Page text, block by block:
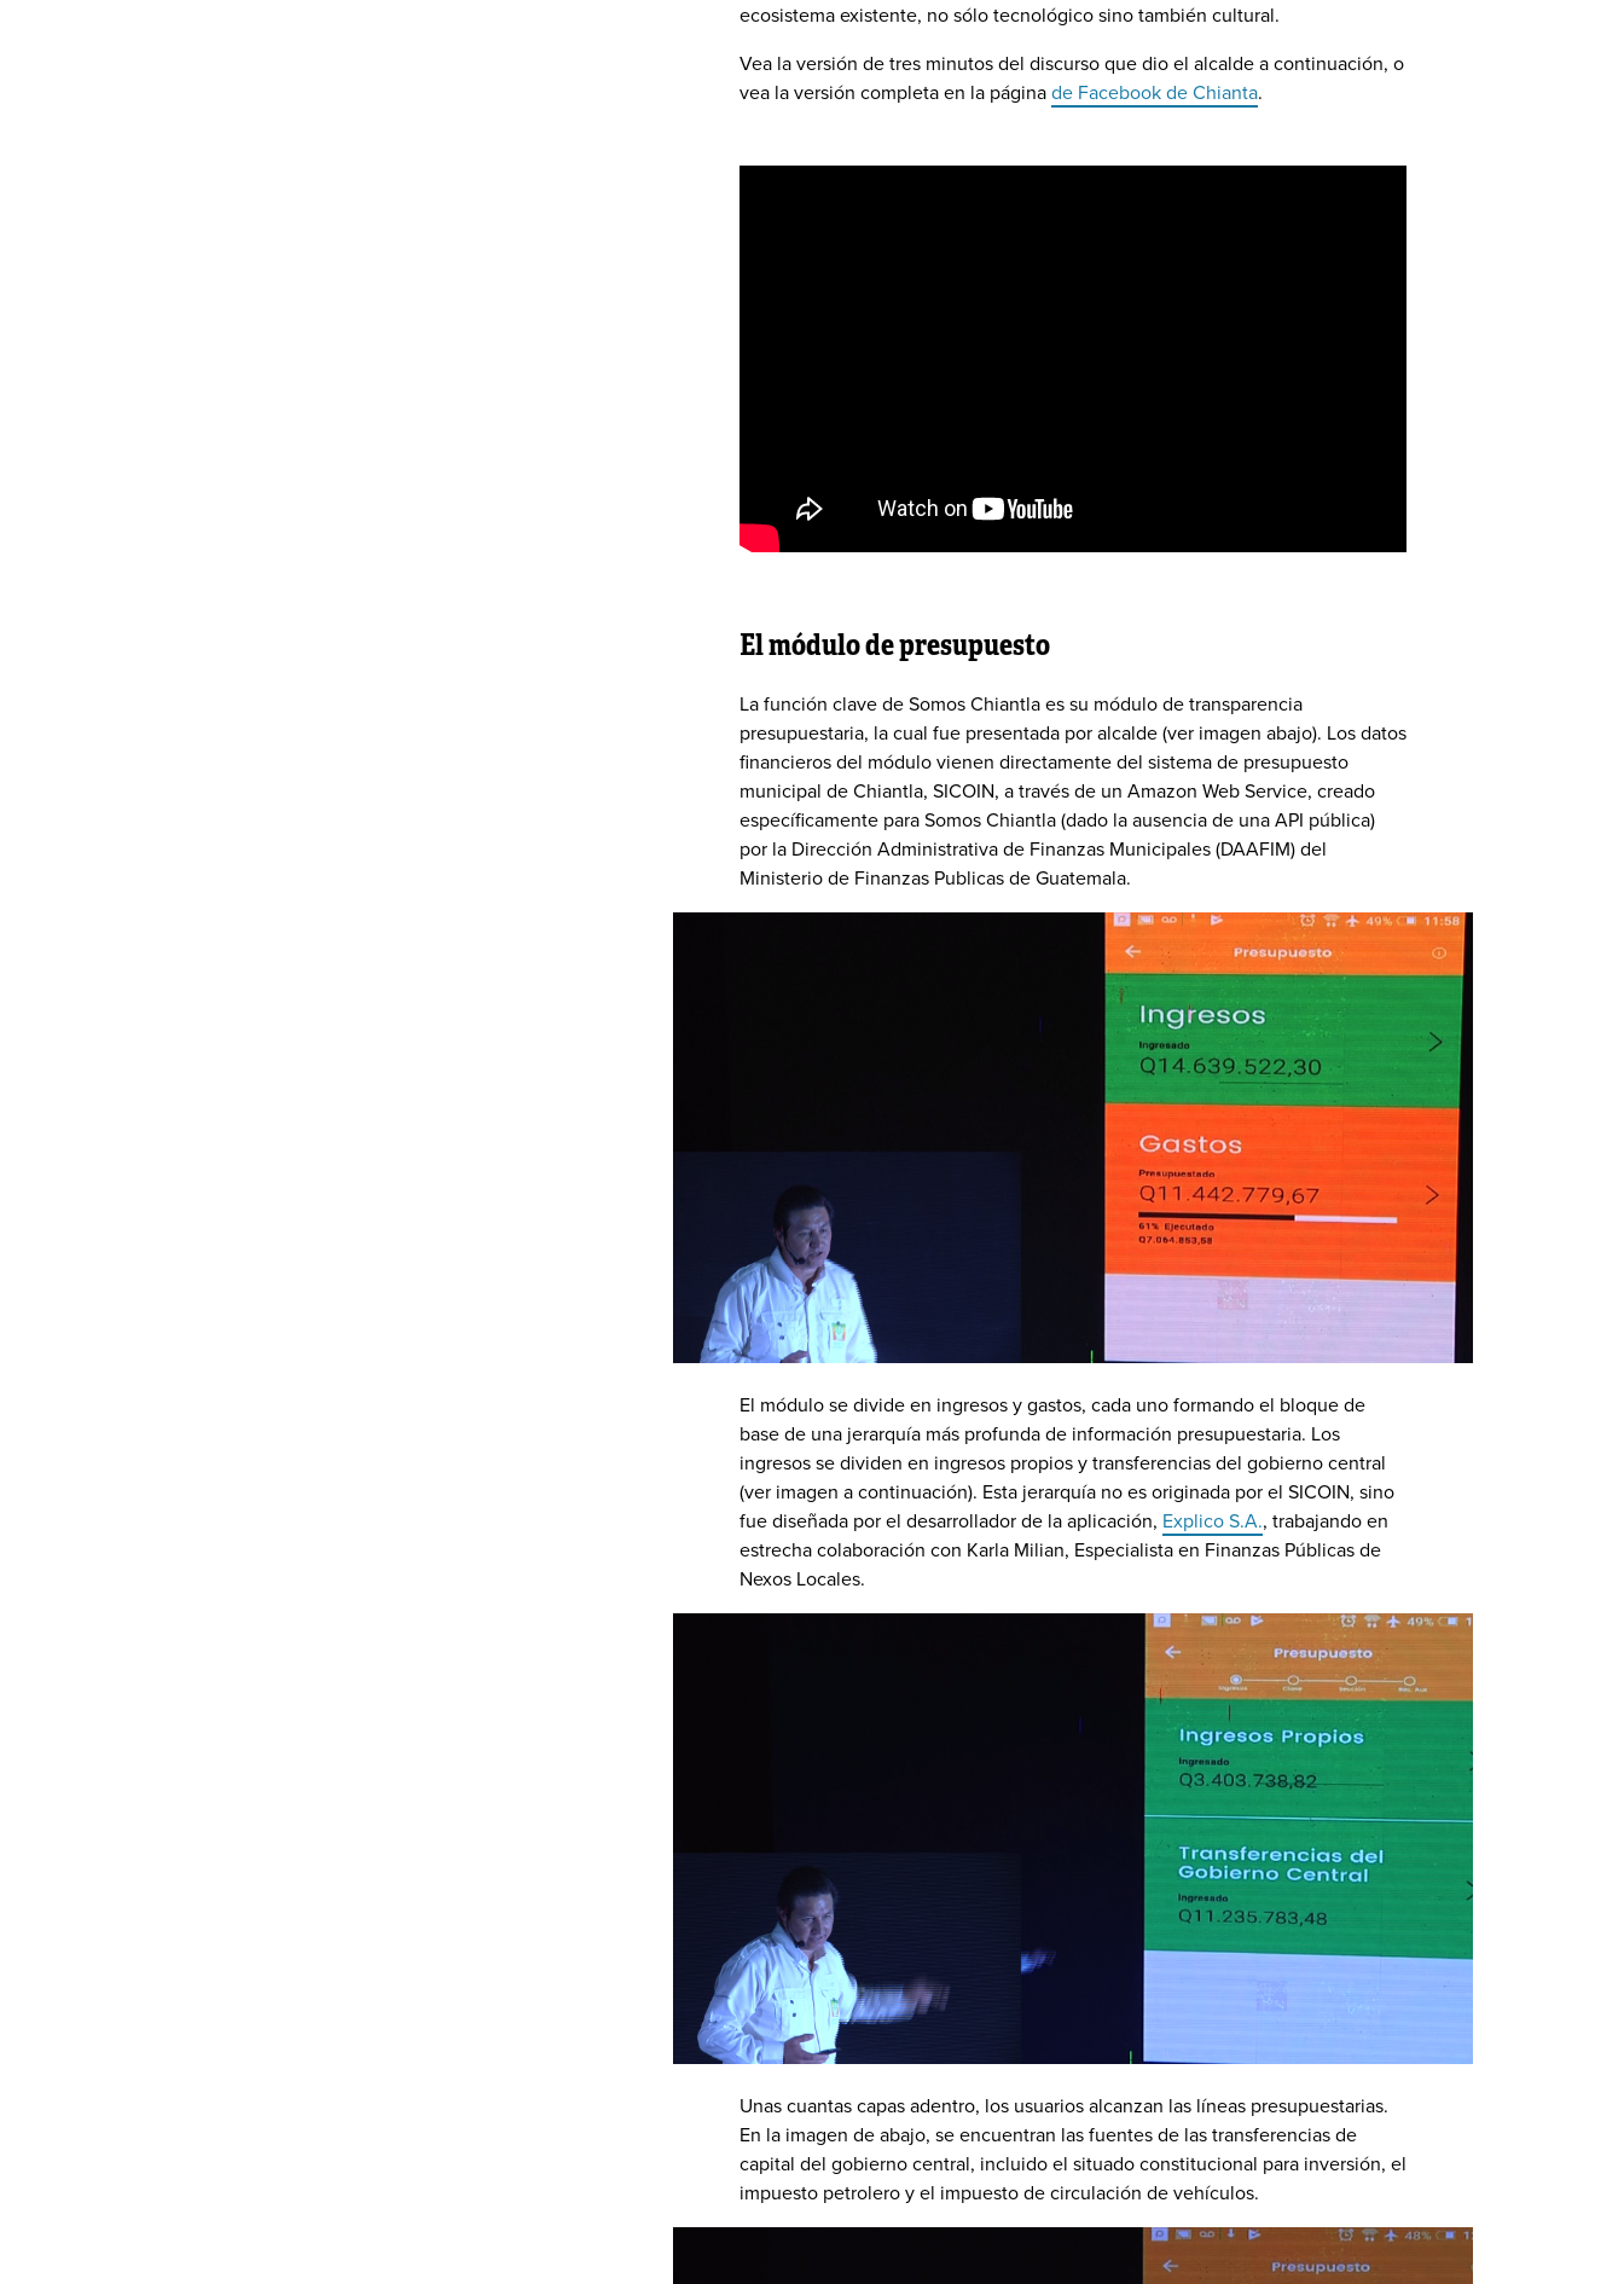
ecosistema existente, no sólo tecnológico sino también cultural.
Vea la versión de tres minutos del discurso que dio el alcalde a continuación, o
vea la versión completa en la página de Facebook de Chianta.
El módulo de presupuesto
La función clave de Somos Chiantla es su módulo de transparencia
presupuestaria, la cual fue presentada por alcalde (ver imagen abajo). Los datos
financieros del módulo vienen directamente del sistema de presupuesto
municipal de Chiantla, SICOIN, a través de un Amazon Web Service, creado
específicamente para Somos Chiantla (dado la ausencia de una API pública)
por la Dirección Administrativa de Finanzas Municipales (DAAFIM) del
Ministerio de Finanzas Publicas de Guatemala.
El módulo se divide en ingresos y gastos, cada uno formando el bloque de
base de una jerarquía más profunda de información presupuestaria. Los
ingresos se dividen en ingresos propios y transferencias del gobierno central
(ver imagen a continuación). Esta jerarquía no es originada por el SICOIN, sino
fue diseñada por el desarrollador de la aplicación, Explico S.A., trabajando en
estrecha colaboración con Karla Milian, Especialista en Finanzas Públicas de
Nexos Locales.
Unas cuantas capas adentro, los usuarios alcanzan las líneas presupuestarias.
En la imagen de abajo, se encuentran las fuentes de las transferencias de
capital del gobierno central, incluido el situado constitucional para inversión, el
impuesto petrolero y el impuesto de circulación de vehículos.